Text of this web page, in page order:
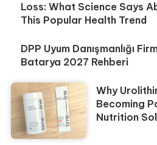
Loss: What Science Says
This Popular Health Trend
DPP Uyum Danışmanlığı
Batarya 2027 Rehberi
Why
Becoming
Nutrition